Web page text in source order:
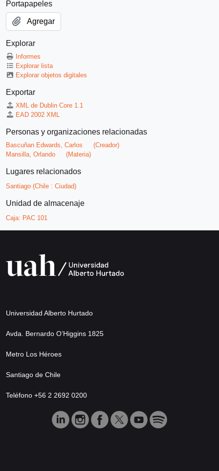
Portapapeles
Agregar
Explorar
Informes
Explorar lista
Explorar objetos digitales
Exportar
XML de Dublin Core 1.1
EAD 2002 XML
Personas y organizaciones relacionadas
Bascuñan Edwards, Carlos
(Creador)
Mansilla, Orlando
(Materia)
Lugares relacionados
Santiago (Chile : Ciudad)
Unidad de almacenaje
Caja: PAC 101
Universidad Alberto Hurtado
Avda. Bernardo O’Higgins 1825
Metro Los Héroes
Santiago de Chile
Teléfono +56 2 2692 0200